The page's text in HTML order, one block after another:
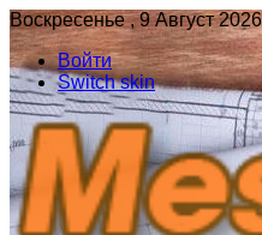
Воскресенье , 9 Август 2026
Войти
Switch skin